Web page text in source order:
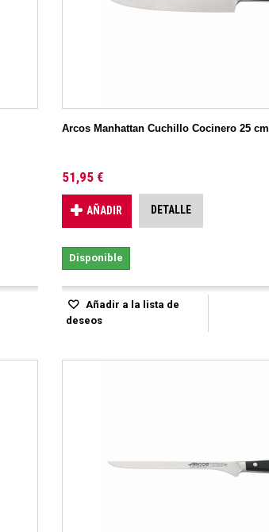
Arcos Manhattan Cuchillo Cocinero 25 cm
51,95 €
AÑADIR DETALLE
Disponible
Añadir a la lista de
deseos